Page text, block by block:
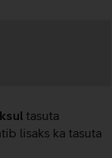
tasuta
lisaks ka tasuta